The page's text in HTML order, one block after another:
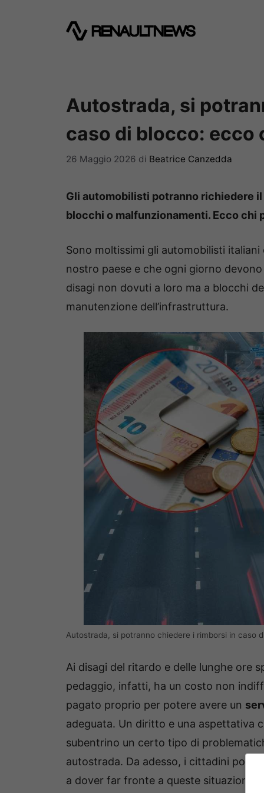
Autostrada, si
caso di blocco: ecco
26 Maggio 2026 di Beatrice Canzedda
Gli automobilisti potranno richiedere
blocchi o malfunzionamenti. Ecco chi
Sono moltissimi gli automobilisti
nostro paese e che ogni giorno
disagi non dovuti a loro ma a blocchi
manutenzione dell’infrastruttura.
Autostrada, si potranno chiedere i rimborsi in caso
Ai disagi del ritardo e delle lunghe ore
pedaggio, infatti, ha un costo non
pagato proprio per potere avere un
adeguata. Un diritto e una aspettativa
subentrino un certo tipo di
autostrada. Da adesso, i cittadini
a dover far fronte a queste situazioni.